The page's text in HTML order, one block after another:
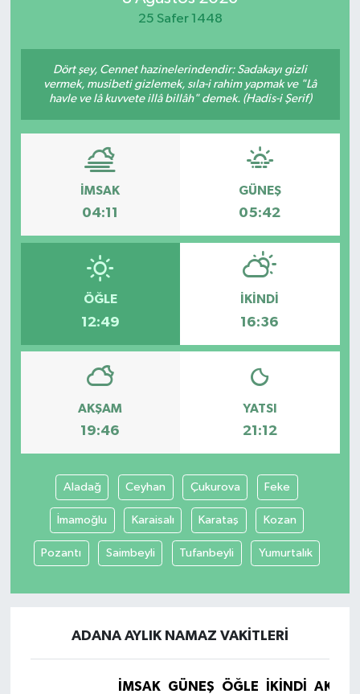
25 Safer 1448
Dört şey, Cennet hazinelerindendir: Sadakayı gizli
vermek, musibeti gizlemek, sıla-i rahim yapmak ve "Lâ
havle ve lâ kuvvete illâ billâh" demek. (Hadis-i Şerif)
İMSAK
04:11
GÜNEŞ
05:42
ÖĞLE
12:49
İKINDI
16:36
AKŞAM
19:46
YATSI
21:12
Aladağ Ceyhan Çukurova Feke
İmamoğlu Karaisalı Karataş Kozan
Pozantı Saimbeyli Tufanbeyli Yumurtalık
ADANA AYLIK NAMAZ VAKITLERI
İMSAK GÜNEŞ ÖĞLE İKINDI